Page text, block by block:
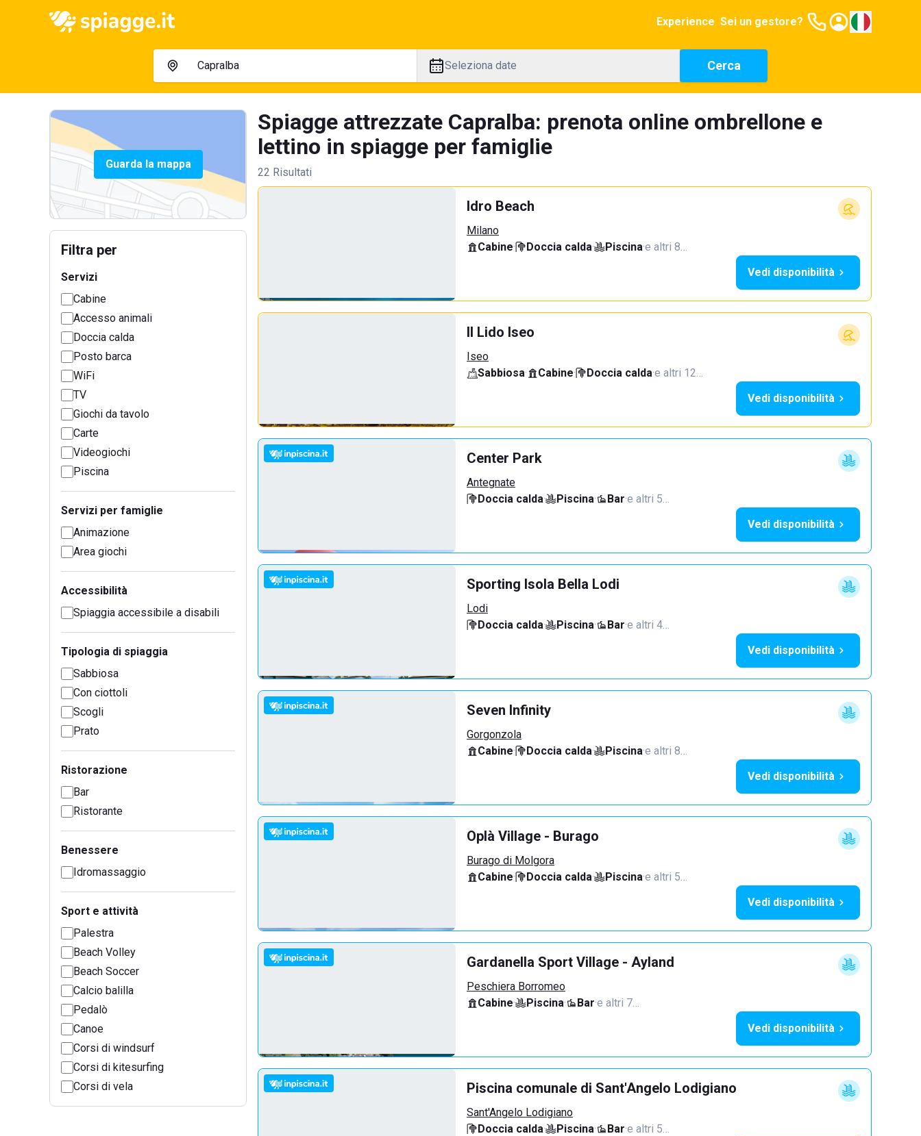
Experience Sei un gestore?
Seleziona date Cerca
Guarda la mappa
Filtra per
Servizi
Cabine
Accesso animali
Doccia calda
Posto barca
WiFi
TV
Giochi da tavolo
Carte
Videogiochi
Piscina
Servizi per famiglie
Animazione
Area giochi
Accessibilità
Spiaggia accessibile a disabili
Tipologia di spiaggia
Sabbiosa
Con ciottoli
Scogli
Prato
Ristorazione
Bar
Ristorante
Benessere
Idromassaggio
Sport e attività
Palestra
Beach Volley
Beach Soccer
Calcio balilla
Pedalò
Canoe
Corsi di windsurf
Corsi di kitesurfing
Corsi di vela
Spiagge attrezzate Capralba: prenota online ombrellone e
lettino in spiagge per famiglie
22 Risultati
Idro Beach
Milano
Cabine· Doccia calda· Piscina·e altri 8…
Vedi disponibilità
Il Lido Iseo
Iseo
Sabbiosa· Cabine· Doccia calda·e altri 12…
Vedi disponibilità
Center Park
Antegnate
Doccia calda· Piscina· Bar·e altri 5…
Vedi disponibilità
Sporting Isola Bella Lodi
Lodi
Doccia calda· Piscina· Bar·e altri 4…
Vedi disponibilità
Seven Infinity
Gorgonzola
Cabine· Doccia calda· Piscina·e altri 8…
Vedi disponibilità
Oplà Village - Burago
Burago di Molgora
Cabine· Doccia calda· Piscina·e altri 5…
Vedi disponibilità
Gardanella Sport Village - Ayland
Peschiera Borromeo
Cabine· Piscina· Bar·e altri 7…
Vedi disponibilità
Piscina comunale di Sant'Angelo Lodigiano
Sant'Angelo Lodigiano
Doccia calda· Piscina· Bar·e altri 5…